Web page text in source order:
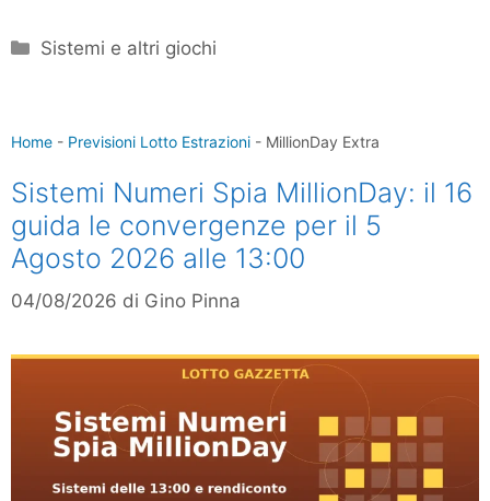
Categorie
Sistemi e altri giochi
Home - Previsioni Lotto Estrazioni - MillionDay Extra
Sistemi Numeri Spia MillionDay: il 16
guida le convergenze per il 5
Agosto 2026 alle 13:00
04/08/2026 di Gino Pinna